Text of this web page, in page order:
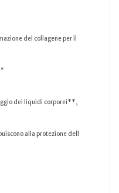
del collagene per il
dei liquidi corporei**,
alla protezione dell